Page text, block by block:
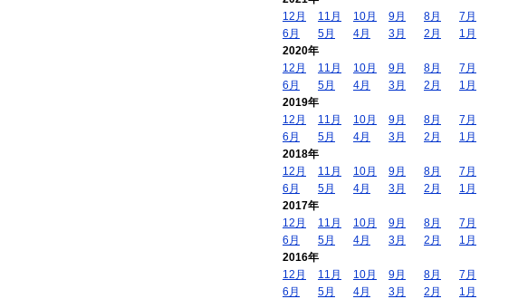
12月
11月 10月 9月 8月
7月
6月
5月 4月 3月 2月
1月
2020年
12月
11月 10月 9月 8月
7月
6月
5月 4月 3月 2月
1月
2019年
12月
11月 10月 9月 8月
7月
6月
5月 4月 3月 2月
1月
2018年
12月
11月 10月 9月 8月
7月
6月
5月 4月 3月 2月
1月
2017年
12月
11月 10月 9月 8月
7月
6月
5月 4月 3月 2月
1月
2016年
12月
11月 10月 9月 8月
7月
6月
5月 4月 3月 2月
1月